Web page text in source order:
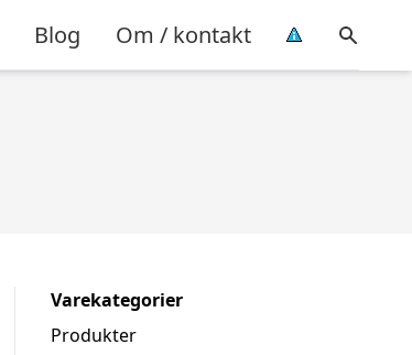
Blog Om / kontakt
Varekategorier
Produkter